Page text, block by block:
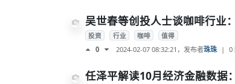
吴世春等创投人士谈咖啡行业
投资 行业 咖啡 值得
0 2024-02-07 08:32:21 ，发布者珠珠 | 0
任泽平解读10月经济金融数据